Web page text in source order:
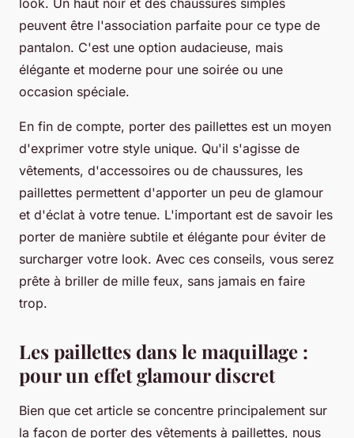
look. Un haut noir et des chaussures simples
peuvent être l'association parfaite pour ce type de
pantalon. C'est une option audacieuse, mais
élégante et moderne pour une soirée ou une
occasion spéciale.
En fin de compte, porter des paillettes est un moyen
d'exprimer votre style unique. Qu'il s'agisse de
vêtements, d'accessoires ou de chaussures, les
paillettes permettent d'apporter un peu de glamour
et d'éclat à votre tenue. L'important est de savoir les
porter de manière subtile et élégante pour éviter de
surcharger votre look. Avec ces conseils, vous serez
prête à briller de mille feux, sans jamais en faire
trop.
Les paillettes dans le maquillage :
pour un effet glamour discret
Bien que cet article se concentre principalement sur
la façon de porter des vêtements à paillettes, nous